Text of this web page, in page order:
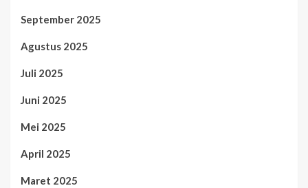
September 2025
Agustus 2025
Juli 2025
Juni 2025
Mei 2025
April 2025
Maret 2025